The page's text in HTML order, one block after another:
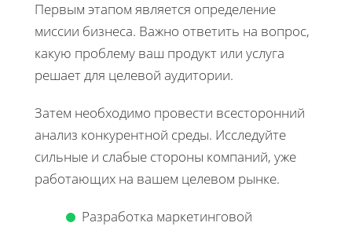
Первым этапом является определение
миссии бизнеса. Важно ответить на вопрос,
какую проблему ваш продукт или услуга
решает для целевой аудитории.
Затем необходимо провести всесторонний
анализ конкурентной среды. Исследуйте
сильные и слабые стороны компаний, уже
работающих на вашем целевом рынке.
Разработка маркетинговой